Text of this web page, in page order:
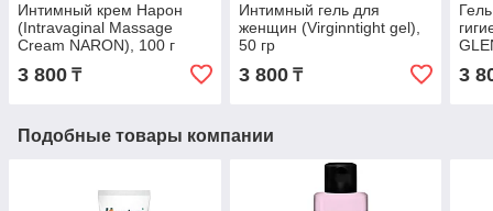
Интимный крем Нарон
(Intravaginal Massage
Cream NARON), 100 г
3 800 ₸
Интимный гель для
женщин (Virginntight gel),
50 гр
3 800₸
мл
3
Подобные товары компании